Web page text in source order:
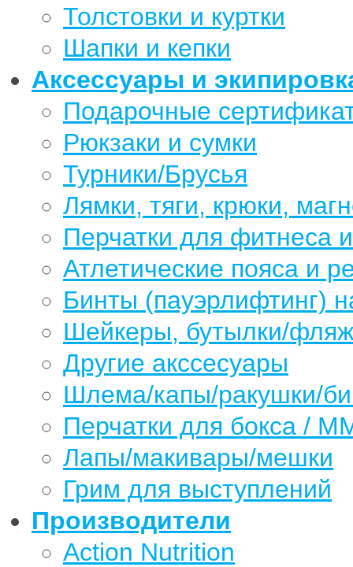
Толстовки и куртки
Шапки и кепки
Аксессуары и
Подарочные
Рюкзаки и сумки
Турники/Брусья
Лямки, тяги, крюки,
Перчатки для фитнеса
Атлетические пояса и
Бинты (пауэрлифтинг)
Шейкеры, бутылки/
Другие акссесуары
Шлема/капы/ракушки/
Перчатки для бокса /
Лапы/макивары/мешки
Грим для выступлений
Производители
Action Nutrition